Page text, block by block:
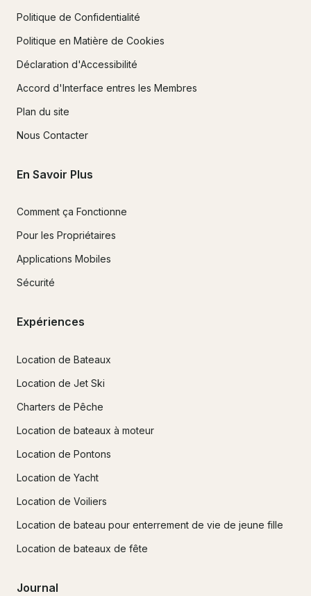
Politique de Confidentialité
Politique en Matière de Cookies
Déclaration d'Accessibilité
Accord d'Interface entres les Membres
Plan du site
Nous Contacter
En Savoir Plus
Comment ça Fonctionne
Pour les Propriétaires
Applications Mobiles
Sécurité
Expériences
Location de Bateaux
Location de Jet Ski
Charters de Pêche
Location de bateaux à moteur
Location de Pontons
Location de Yacht
Location de Voiliers
Location de bateau pour enterrement de vie de jeune fille
Location de bateaux de fête
Journal